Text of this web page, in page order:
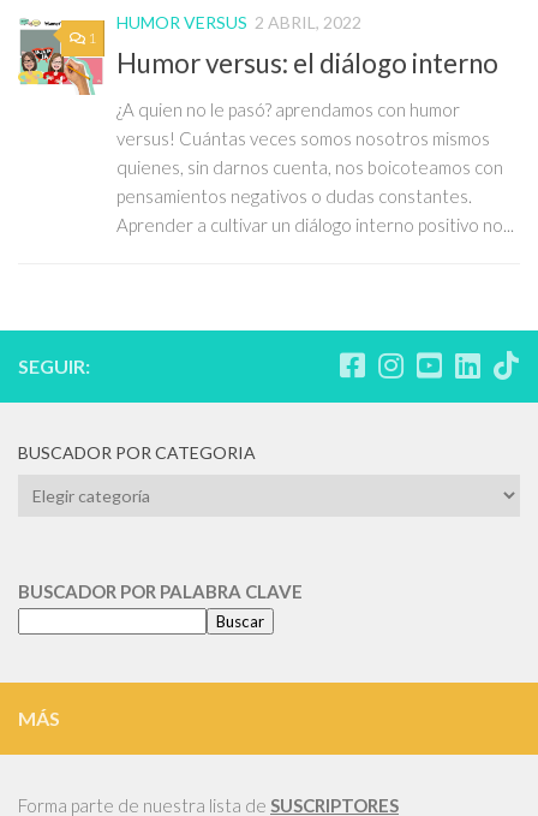
1
HUMOR VERSUS 2 ABRIL, 2022
Humor versus: el diálogo interno
¿A quien no le pasó? aprendamos con humor
versus! Cuántas veces somos nosotros mismos
quienes, sin darnos cuenta, nos boicoteamos con
pensamientos negativos o dudas constantes.
Aprender a cultivar un diálogo interno positivo no...
SEGUIR:
BUSCADOR POR CATEGORIA
BUSCADOR
BUSCADOR POR PALABRA CLAVE
Buscar
MÁS
Forma parte de nuestra lista de SUSCRIPTORES